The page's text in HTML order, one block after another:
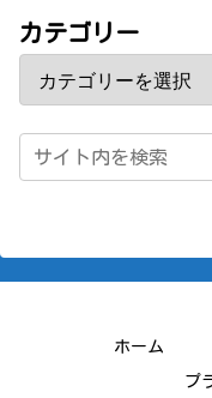
カテゴリー
ホーム
プ